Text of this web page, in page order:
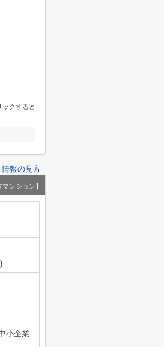
クすると
情報の見方
マンション】
小企業